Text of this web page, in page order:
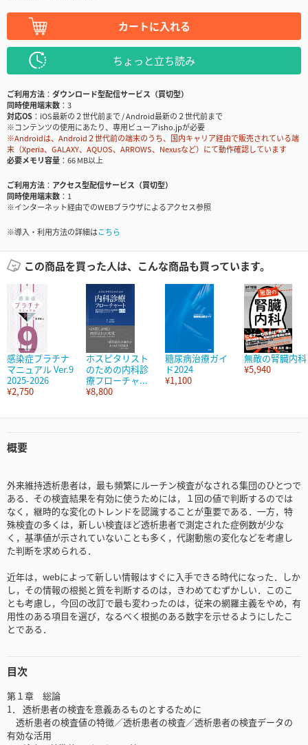
カートに入れる
ちょっと立ち読み
ご利用方法
ダウンロード型配信サービス（買切型）
同時使用端末数
3
対応OS
iOS最新の２世代前まで / Android最新の２世代前まで
※コンテンツの使用にあたり、専用ビューアisho.jpが必要
※Androidは、Android２世代前の端末のうち、国内キャリア経由で販売されている端
末（Xperia、GALAXY、AQUOS、ARROWS、Nexusなど）にて動作確認しています
必要メモリ容量
66 MB以上
ご利用方法
アクセス型配信サービス（買切型）
同時使用端末数
1
※インターネット経由でのWEBブラウザによるアクセス参照
※導入・利用方法の詳細はこちら
この商品を買った人は、こんな商品も買っています。
感染症プラチナ
マニュアル Ver.9
2025-2026
¥2,750
ホスピタリスト
のための内科診
療フローチャ...
¥8,800
糖尿病治療ガイ
ド2024
¥1,100
無敵の腎臓内科
¥5,940
概要
外来維持透析患者は，最も頻繁にルーチン検査がなされる集団のひとつで
ある．その検査結果を有効に使うためには，１回の値で判断するのでは
なく，継時的な変化のトレンドを認識することが重要である．一方，特
殊検査の多くは，新しい検査ほど透析患者で測定された症例数が少な
く，基準値が示されていないことも多く，代謝動態の変化などを考慮し
た判断を求められる．
近年は，webによって新しい情報はすぐに入手できる時代になった．しか
し，その情報の根拠と質を判断するのは，きわめてむずかしい．このこ
とも考慮し，今回の改訂で最も変わったのは，従来の網羅主義をやめ，有
用性のある項目を選び，なるべく根拠のある数字を示せるようにしたこ
とである．
目次
第１章 総論
1． 透析患者の検査を意義あるものとするために
透析患者の検査値の特徴／透析患者の検査／透析患者の検査データの
有効な活用